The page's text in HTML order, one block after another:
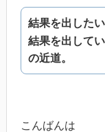
結果を出したい
結果を出して
の近道。
こんばんは